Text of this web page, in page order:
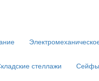
стеллажи Сейфы